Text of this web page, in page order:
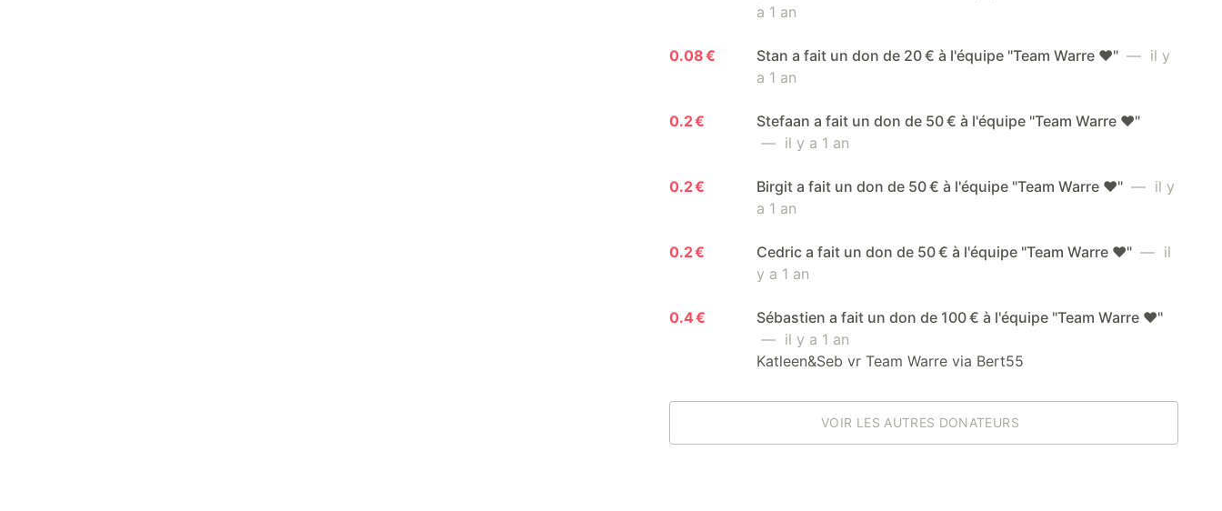
a 1 an
0.08 € Stan a fait un don de 20 € à l'équipe "Team Warre ❤️" — il y
a 1 an
0.2 €
Stefaan a fait un don de 50 € à l'équipe "Team Warre ❤️"
— il y a 1 an
0.2 € Birgit a fait un don de 50 € à l'équipe "Team Warre ❤️" — il y
a 1 an
0.2 € Cedric a fait un don de 50 € à l'équipe "Team Warre ❤️" — il
y a 1 an
0.4 €
Sébastien a fait un don de 100 € à l'équipe "Team Warre ❤️"
— il y a 1 an
Katleen&Seb vr Team Warre via Bert55
VOIR LES AUTRES DONATEURS